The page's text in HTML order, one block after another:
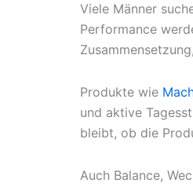
Viele Männer
Performance
Produkte wie
und aktive
bleibt, ob die
Auch Balance,